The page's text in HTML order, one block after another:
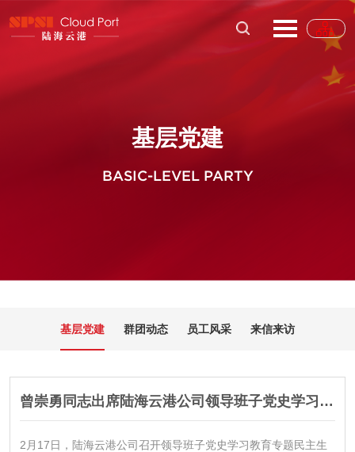
基层党建
BASIC-LEVEL PARTY
基层党建 群团动态 员工风采 来信来访
曾崇勇同志出席陆海云港公司领导班子党史学习教育专题民主生活会
2月17日，陆海云港公司召开领导班子党史学习教育专题民主生